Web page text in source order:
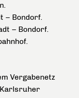
– Bondorf.
– Bondorf.
Vergabenetz
Karlsruher